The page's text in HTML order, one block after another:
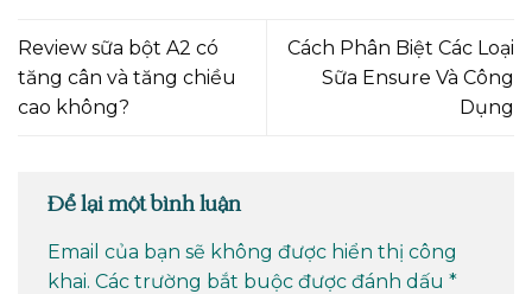
Review sữa bột A2 có
tăng cân và tăng chiều
cao không?
Cách Phân Biệt Các Loại
Sữa Ensure Và Công
Dụng
Để lại một bình luận
Email của bạn sẽ không được hiển thị công
khai. Các trường bắt buộc được đánh dấu *